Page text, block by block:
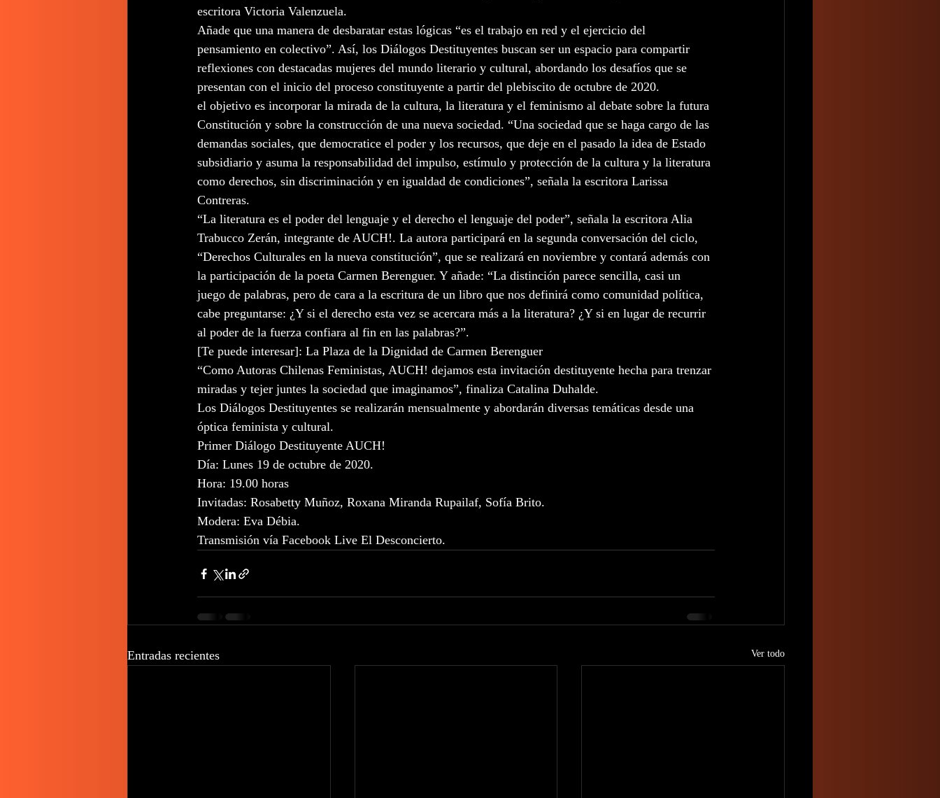
escritora Victoria Valenzuela.
Añade que una manera de desbaratar estas lógicas “es el trabajo en red y el ejercicio del
pensamiento en colectivo”. Así, los Diálogos Destituyentes buscan ser un espacio para compartir
reflexiones con destacadas mujeres del mundo literario y cultural, abordando los desafíos que se
presentan con el inicio del proceso constituyente a partir del plebiscito de octubre de 2020.
el objetivo es incorporar la mirada de la cultura, la literatura y el feminismo al debate sobre la futura
Constitución y sobre la construcción de una nueva sociedad. “Una sociedad que se haga cargo de las
demandas sociales, que democratice el poder y los recursos, que deje en el pasado la idea de Estado
subsidiario y asuma la responsabilidad del impulso, estímulo y protección de la cultura y la literatura
como derechos, sin discriminación y en igualdad de condiciones”, señala la escritora Larissa
Contreras.
“La literatura es el poder del lenguaje y el derecho el lenguaje del poder”, señala la escritora Alia
Trabucco Zerán, integrante de AUCH!. La autora participará en la segunda conversación del ciclo,
“Derechos Culturales en la nueva constitución”, que se realizará en noviembre y contará además con
la participación de la poeta Carmen Berenguer. Y añade: “La distinción parece sencilla, casi un
juego de palabras, pero de cara a la escritura de un libro que nos definirá como comunidad política,
cabe preguntarse: ¿Y si el derecho esta vez se acercara más a la literatura? ¿Y si en lugar de recurrir
al poder de la fuerza confiara al fin en las palabras?”.
[Te puede interesar]: La Plaza de la Dignidad de Carmen Berenguer
“Como Autoras Chilenas Feministas, AUCH! dejamos esta invitación destituyente hecha para trenzar
miradas y tejer juntes la sociedad que imaginamos”, finaliza Catalina Duhalde.
Los Diálogos Destituyentes se realizarán mensualmente y abordarán diversas temáticas desde una
óptica feminista y cultural.
Primer Diálogo Destituyente AUCH!
Día: Lunes 19 de octubre de 2020.
Hora: 19.00 horas
Invitadas: Rosabetty Muñoz, Roxana Miranda Rupailaf, Sofía Brito.
Modera: Eva Débia.
Transmisión vía Facebook Live El Desconcierto.
Entradas recientes Ver todo